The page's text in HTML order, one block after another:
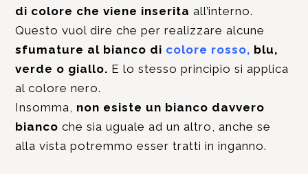
di colore che viene inserita all’interno.
Questo vuol dire che per realizzare alcune
sfumature al bianco di colore rosso, blu,
verde o giallo. E lo stesso principio si applica
al colore nero.
Insomma, non esiste un bianco davvero
bianco che sia uguale ad un altro, anche se
alla vista potremmo esser tratti in inganno.